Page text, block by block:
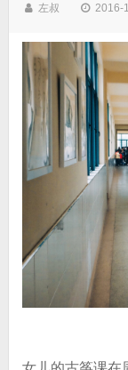
左叔 2016-